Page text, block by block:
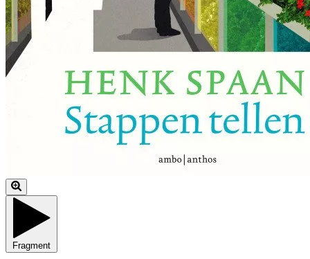
Fragment